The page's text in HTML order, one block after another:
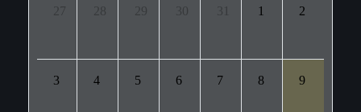
27 28 29 30 31 1 2
3 4 5 6 7 8 9